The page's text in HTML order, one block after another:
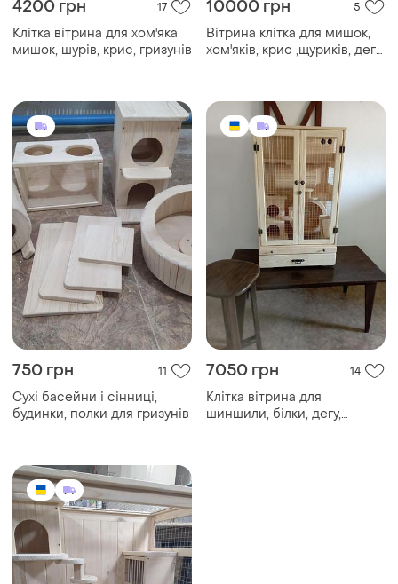
4200 грн 17
Клітка вітрина для хом'яка
мишок, шурів, крис, гризунів
10000 грн 5
Вітрина клітка для мишок,
хом'яків, крис ,щуриків, дегу
750 грн 11
Сухі басейни і сінниці,
будинки, полки для гризунів
7050 грн 14
Клітка вітрина для
шиншили, білки, дегу,